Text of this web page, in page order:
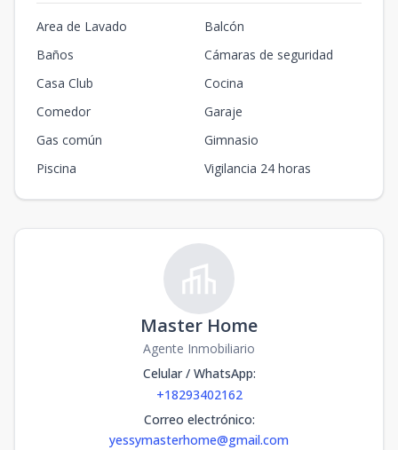
Area de Lavado
Balcón
Baños
Cámaras de seguridad
Casa Club
Cocina
Comedor
Garaje
Gas común
Gimnasio
Piscina
Vigilancia 24 horas
Master Home
Agente Inmobiliario
Celular / WhatsApp:
+18293402162
Correo electrónico:
yessymasterhome@gmail.com